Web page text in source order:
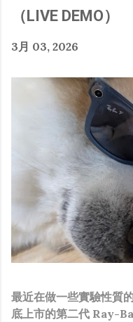
（LIVE DEMO）
3月 03, 2026
最近在做一些實驗性質
底上市的第二代 Ray-